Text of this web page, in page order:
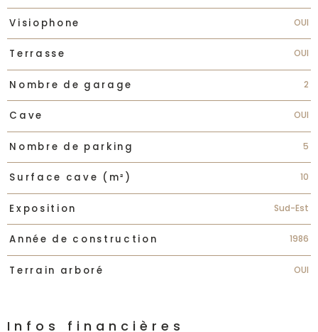
Visiophone OUI
Terrasse OUI
Nombre de garage 2
Cave OUI
Nombre de parking 5
Surface cave (m²) 10
Exposition Sud-Est
Année de construction 1986
Terrain arboré OUI
Infos financières